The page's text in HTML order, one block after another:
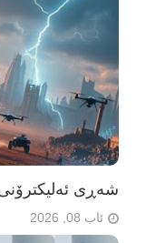
شەڕی
ئاب 08, 2026